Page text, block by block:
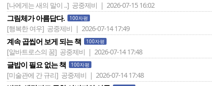
[나에게는 새의 말이 ..] 공중제비 | 2026-07-15 16:02
그림체가 아름답다. 100자평
[행복한 여우] 공중제비 | 2026-07-14 17:49
계속 곱씹어 보게 되는 책 100자평
[알바트로스의 꿈] 공중제비 | 2026-07-14 17:48
글밥이 필요 없는 책 100자평
[미술관에 간 규리] 공중제비 | 2026-07-14 17:48